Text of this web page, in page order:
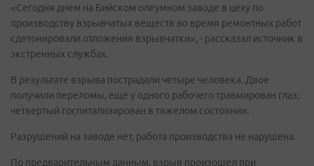
«Сегодня днем на Бийском олеумном заводе в цеху по
производству взрывчатых веществ во время ремонтных работ
сдетонировали отложения взрывчатки», - рассказал источник в
экстренных службах.
В результате взрыва пострадали четыре человека. Двое
получили переломы, еще у одного рабочего травмирован глаз,
четвертый госпитализирован в тяжелом состоянии.
Разрушений на заводе нет, работа производства не нарушена.
По предварительным данным, взрыв произошел при